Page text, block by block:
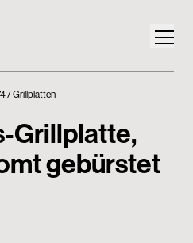
Grillplatten
Grillplatte,
gebürstet